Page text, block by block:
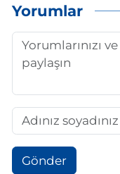
Yorumlar
Gönder